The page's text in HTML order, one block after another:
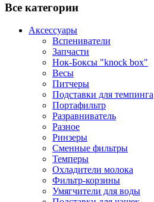
Все категории
Аксессуары
Вспениватели
Запчасти
Нок-Боксы "knock box"
Весы
Питчеры
Подставки для темпинга
Портафильтр
Разравниватель
Разное
Ринзеры
Сменные фильтры
Темперы
Охладители молока
Фильтр-корзины
Умягчители для воды